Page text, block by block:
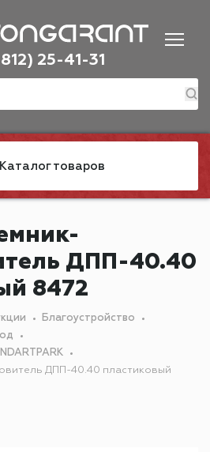
25-41-31
Каталог товаров
ДПП-40.40
8472
Благоустройство
ДПП-40.40 пластиковый